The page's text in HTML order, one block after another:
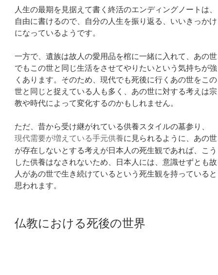
人生の最期を見据えて書く終活のエンディングノートは、
自由に書けるので、自分の人生を振り返る、いいきっかけ
になっているようです。
一方で、遺族は故人の愛用品を棺に一緒に入れて、あの世
でもこの世と同じ生活をさせてやりたいという気持ちが強
くあります。そのため、現代でも死後に行くあの世をこの
世と同じと捉えている人も多く、あの世に対する考えは宗
教や時代によって変化するのかもしれません。
ただ、昔から受け継がれている供養スタイルの墓参り、
現代需要が増えている手元供養に見られるように、あの世
が存在しないとする考えが日本人の死生観であれば、こう
した供養はなされないため、日本人には、意識せずとも故
人があの世で生き続けているという死生観を持っていると
思われます。
仏教における死後の世界